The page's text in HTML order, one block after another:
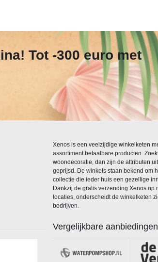
Tot -300 euro met
Xenos is een veelzijdige winkelketen
assortiment betaalbare producten.
woondecoratie, dan zijn de attributen
geprijsd. De winkels staan bekend om
collectie die ieder huis een gezellige
Dankzij de gratis verzending Xenos op
locaties, onderscheidt de winkelketen
bedrijven.
Vergelijkbare aanbiedingen